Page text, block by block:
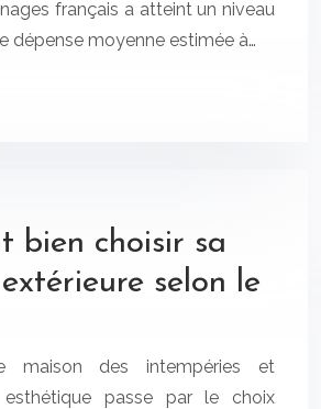
français a atteint un niveau
dépense moyenne estimée à…
bien choisir sa
selon le
maison des intempéries et
esthétique passe par le choix